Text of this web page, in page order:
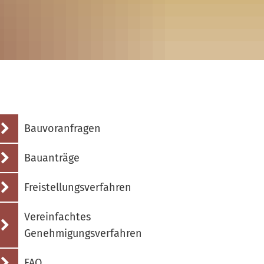
Bauvoranfragen
Bauanträge
Freistellungsverfahren
Vereinfachtes
Genehmigungsverfahren